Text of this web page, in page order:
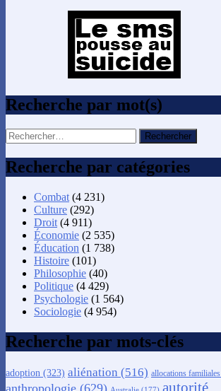
Recherche par mot(s)
Rechercher :
Recherche par catégories
Combat (4 231)
Culture (292)
Droit (4 911)
Économie (2 535)
Éducation (1 738)
Histoire (101)
Philosophie (40)
Politique (4 429)
Psychologie (1 564)
Sociologie (4 954)
Recherche par mots-clés
adoption (323) aliénation (516) allocations familiales
anthropologie (629)
autorité